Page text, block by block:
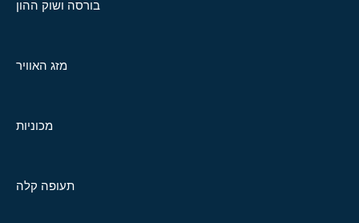
בורסה ושוק ההון
מזג האוויר
מכוניות
תעופה קלה